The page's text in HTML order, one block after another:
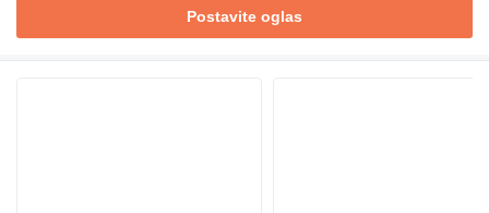
Postavite oglas